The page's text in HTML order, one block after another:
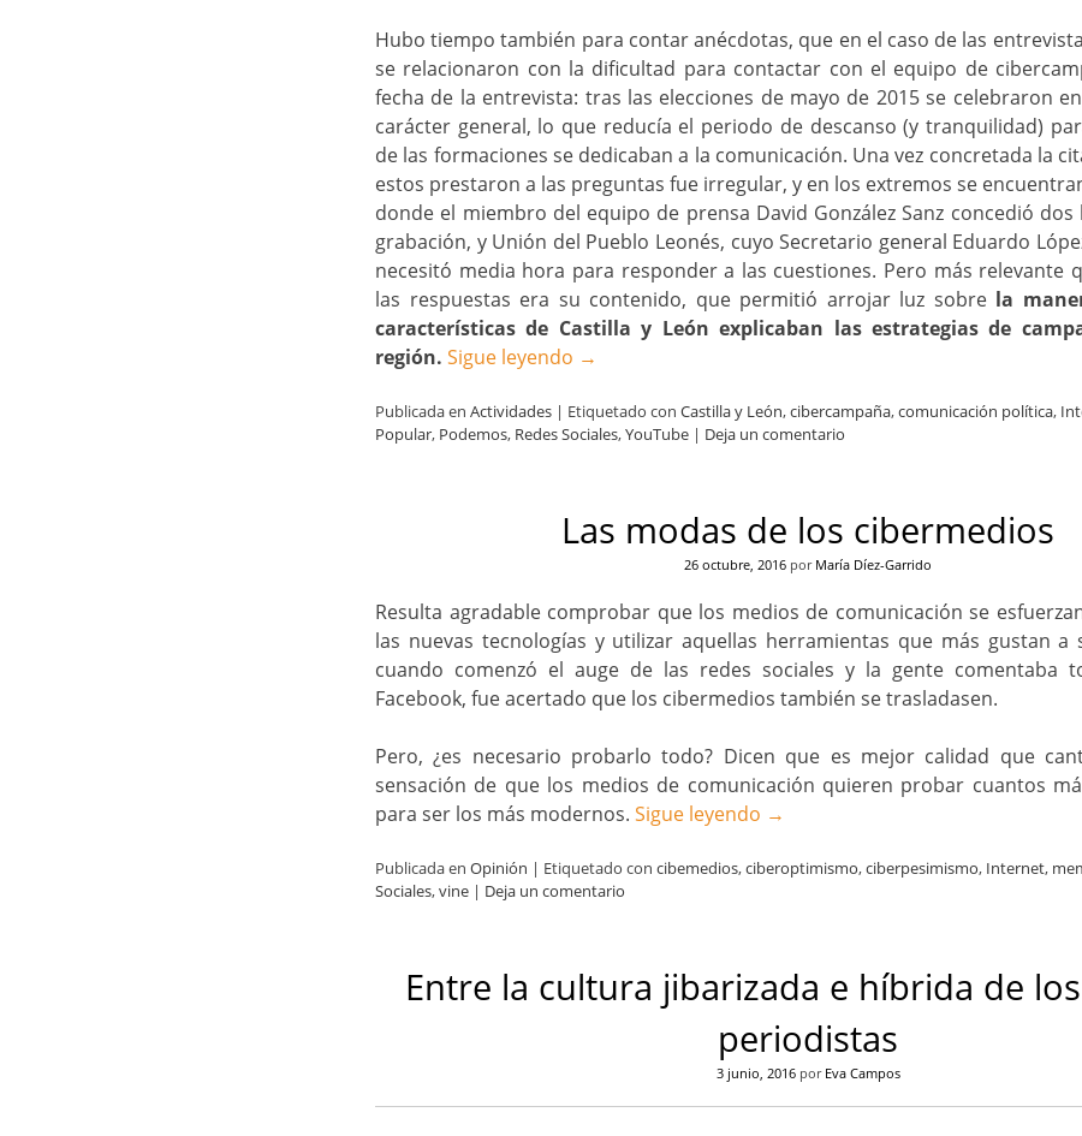
Hubo tiempo también para contar anécdotas, que en el caso de las
se relacionaron con la dificultad para contactar con el equipo de
fecha de la entrevista: tras las elecciones de mayo de 2015 se celebraron
carácter general, lo que reducía el periodo de descanso (y tranquilidad)
de las formaciones se dedicaban a la comunicación. Una vez concretada la
estos prestaron a las preguntas fue irregular, y en los extremos se
donde el miembro del equipo de prensa David González Sanz concedió
grabación, y Unión del Pueblo Leonés, cuyo Secretario general Eduardo
necesitó media hora para responder a las cuestiones. Pero más relevante
las respuestas era su contenido, que permitió arrojar luz sobre la
características de Castilla y León explicaban las estrategias de
región. Sigue leyendo →
Publicada en Actividades | Etiquetado con Castilla y León,cibercampaña,comunicación política,
Popular, Podemos, Redes Sociales,YouTube | Deja un comentario
Las modas de los cibermedios
26 octubre, 2016 por María Díez-Garrido
Resulta agradable comprobar que los medios de comunicación se
las nuevas tecnologías y utilizar aquellas herramientas que más gustan a
cuando comenzó el auge de las redes sociales y la gente comentaba
Facebook, fue acertado que los cibermedios también se trasladasen.
Pero, ¿es necesario probarlo todo? Dicen que es mejor calidad que
sensación de que los medios de comunicación quieren probar cuantos
para ser los más modernos. Sigue leyendo →
Publicada en Opinión | Etiquetado con cibemedios,ciberoptimismo,ciberpesimismo, Internet,
Sociales,vine | Deja un comentario
Entre la cultura jibarizada e híbrida de
periodistas
3 junio, 2016por Eva Campos